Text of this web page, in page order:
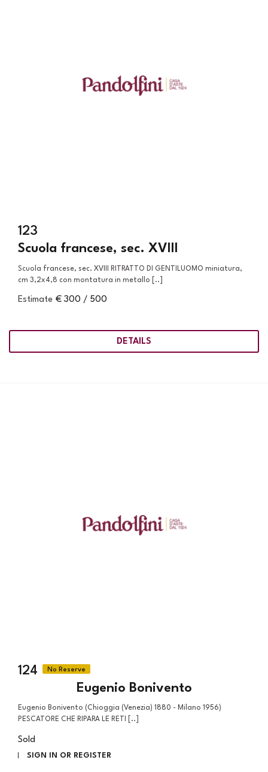
123
Scuola francese, sec. XVIII
Scuola francese, sec. XVIII RITRATTO DI GENTILUOMO miniatura,
cm 3,2x4,8 con montatura in metallo [..]
Estimate € 300 / 500
DETAILS
124
Eugenio Bonivento
Eugenio Bonivento (Chioggia (Venezia) 1880 - Milano 1956)
PESCATORE CHE RIPARA LE RETI [..]
Sold
SIGN IN OR REGISTER